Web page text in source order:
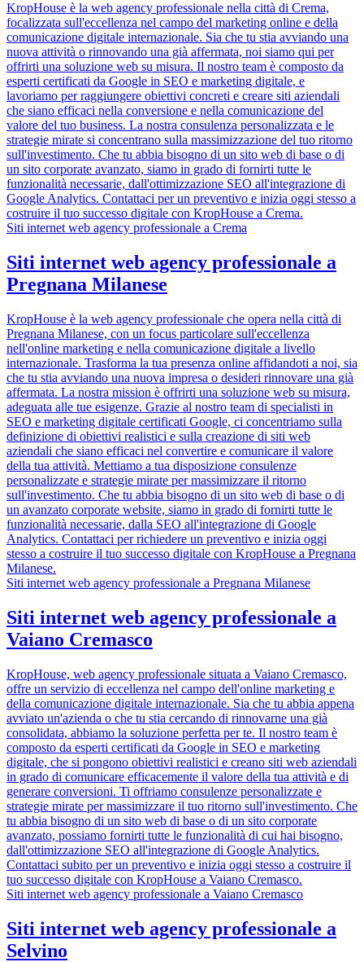
KropHouse è la web agency professionale nella città di Crema,
focalizzata sull'eccellenza nel campo del marketing online e della
comunicazione digitale internazionale. Sia che tu stia avviando una
nuova attività o rinnovando una già affermata, noi siamo qui per
offrirti una soluzione web su misura. Il nostro team è composto da
esperti certificati da Google in SEO e marketing digitale, e
lavoriamo per raggiungere obiettivi concreti e creare siti aziendali
che siano efficaci nella conversione e nella comunicazione del
valore del tuo business. La nostra consulenza personalizzata e le
strategie mirate si concentrano sulla massimizzazione del tuo ritorno
sull'investimento. Che tu abbia bisogno di un sito web di base o di
un sito corporate avanzato, siamo in grado di fornirti tutte le
funzionalità necessarie, dall'ottimizzazione SEO all'integrazione di
Google Analytics. Contattaci per un preventivo e inizia oggi stesso a
costruire il tuo successo digitale con KropHouse a Crema.
Siti internet web agency professionale a Crema
Siti internet web agency professionale a
Pregnana Milanese
KropHouse è la web agency professionale che opera nella città di
Pregnana Milanese, con un focus particolare sull'eccellenza
nell'online marketing e nella comunicazione digitale a livello
internazionale. Trasforma la tua presenza online affidandoti a noi, sia
che tu stia avviando una nuova impresa o desideri rinnovare una già
affermata. La nostra mission è offrirti una soluzione web su misura,
adeguata alle tue esigenze. Grazie al nostro team di specialisti in
SEO e marketing digitale certificati Google, ci concentriamo sulla
definizione di obiettivi realistici e sulla creazione di siti web
aziendali che siano efficaci nel convertire e comunicare il valore
della tua attività. Mettiamo a tua disposizione consulenze
personalizzate e strategie mirate per massimizzare il ritorno
sull'investimento. Che tu abbia bisogno di un sito web di base o di
un avanzato corporate website, siamo in grado di fornirti tutte le
funzionalità necessarie, dalla SEO all'integrazione di Google
Analytics. Contattaci per richiedere un preventivo e inizia oggi
stesso a costruire il tuo successo digitale con KropHouse a Pregnana
Milanese.
Siti internet web agency professionale a Pregnana Milanese
Siti internet web agency professionale a
Vaiano Cremasco
KropHouse, web agency professionale situata a Vaiano Cremasco,
offre un servizio di eccellenza nel campo dell'online marketing e
della comunicazione digitale internazionale. Sia che tu abbia appena
avviato un'azienda o che tu stia cercando di rinnovarne una già
consolidata, abbiamo la soluzione perfetta per te. Il nostro team è
composto da esperti certificati da Google in SEO e marketing
digitale, che si pongono obiettivi realistici e creano siti web aziendali
in grado di comunicare efficacemente il valore della tua attività e di
generare conversioni. Ti offriamo consulenze personalizzate e
strategie mirate per massimizzare il tuo ritorno sull'investimento. Che
tu abbia bisogno di un sito web di base o di un sito corporate
avanzato, possiamo fornirti tutte le funzionalità di cui hai bisogno,
dall'ottimizzazione SEO all'integrazione di Google Analytics.
Contattaci subito per un preventivo e inizia oggi stesso a costruire il
tuo successo digitale con KropHouse a Vaiano Cremasco.
Siti internet web agency professionale a Vaiano Cremasco
Siti internet web agency professionale a
Selvino